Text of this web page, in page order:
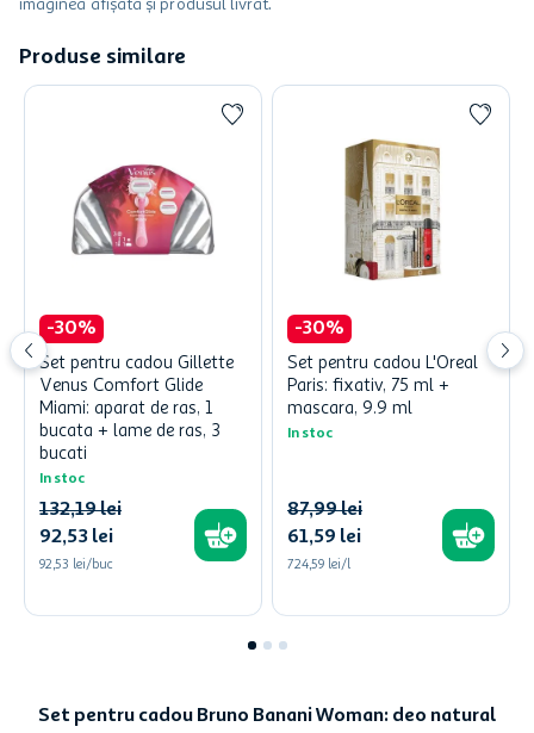
imaginea afișată și produsul livrat.
Produse similare
-30%
Set pentru cadou Gillette
Venus Comfort Glide
Miami: aparat de ras, 1
bucata + lame de ras, 3
bucati
In stoc
92,53 lei
132,19lei
92,53 lei/buc
-30%
Set pentru cadou L'Oreal
Paris: fixativ, 75 ml +
mascara, 9.9 ml
In stoc
61,59 lei
87,99lei
724,59 lei/l
Set pentru cadou Bruno Banani Woman: deo natural